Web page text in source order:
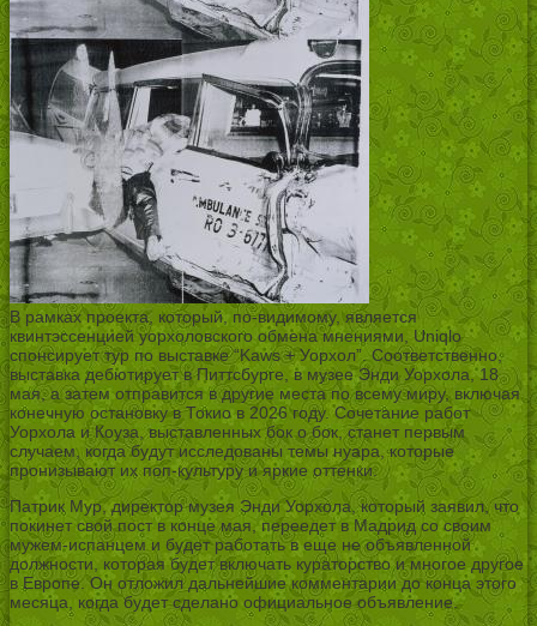
В рамках проекта, который, по-видимому, является
квинтэссенцией уорхоловского обмена мнениями, Uniqlo
спонсирует тур по выставке “Kaws + Уорхол”. Соответственно,
выставка дебютирует в Питтсбурге, в музее Энди Уорхола, 18
мая, а затем отправится в другие места по всему миру, включая
конечную остановку в Токио в 2026 году. Сочетание работ
Уорхола и Коуза, выставленных бок о бок, станет первым
случаем, когда будут исследованы темы нуара, которые
пронизывают их поп-культуру и яркие оттенки.
Патрик Мур, директор музея Энди Уорхола, который заявил, что
покинет свой пост в конце мая, переедет в Мадрид со своим
мужем-испанцем и будет работать в еще не объявленной
должности, которая будет включать кураторство и многое другое
в Европе. Он отложил дальнейшие комментарии до конца этого
месяца, когда будет сделано официальное объявление.